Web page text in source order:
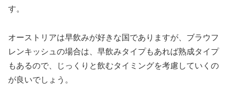
す。
オーストリアは早飲みが好きな国でありますが、ブラウフ
レンキッシュの場合は、早飲みタイプもあれば熟成タイプ
もあるので、じっくりと飲むタイミングを考慮していくの
が良いでしょう。